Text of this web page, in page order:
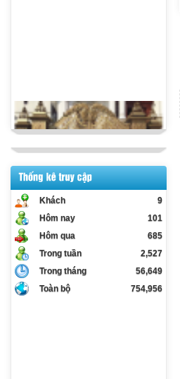
Khách
9
Hôm nay
101
Hôm qua
685
Trong tuần
2,527
Trong tháng
56,649
Toàn bộ
754,956